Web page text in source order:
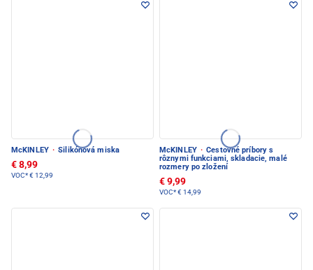
McKINLEY · Silikónová miska
€ 8,99
VOC*€ 12,99
McKINLEY · Cestovné príbory s
rôznymi funkciami, skladacie, malé
rozmery po zložení
€ 9,99
VOC*€ 14,99